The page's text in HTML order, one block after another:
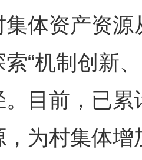
体资产资源
“机制创新
。目前，已
，为村集体